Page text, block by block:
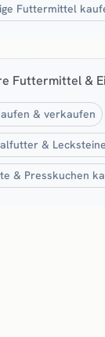
Futtermittel
Futtermittel &
& verkaufen
&
& Presskuchen